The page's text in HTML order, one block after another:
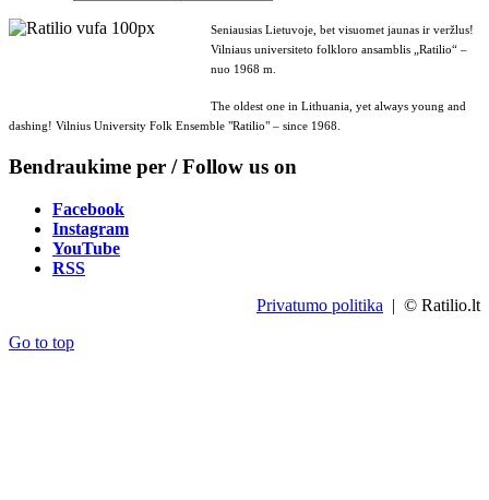
Seniausias Lietuvoje, bet visuomet jaunas ir veržlus!
Vilniaus universiteto folkloro ansamblis „Ratilio“ –
nuo 1968 m.
The oldest one in Lithuania, yet always young and
dashing! Vilnius University Folk Ensemble "Ratilio" – since 1968.
Bendraukime per / Follow us on
Facebook
Instagram
YouTube
RSS
Privatumo politika | © Ratilio.lt
Go to top